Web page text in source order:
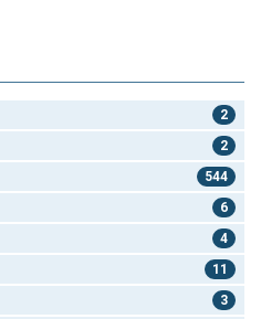
2
2
544
6
4
11
3